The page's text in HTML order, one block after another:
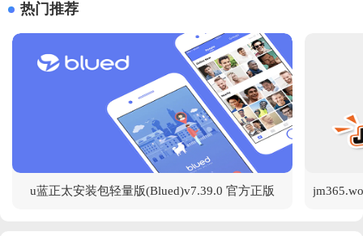
热门推荐
u蓝正太安装包轻量版(Blued)v7.39.0 官方正版